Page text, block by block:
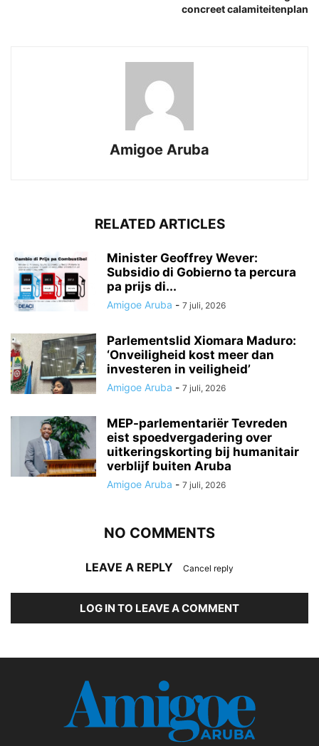
concreet calamiteitenplan
Amigoe Aruba
RELATED ARTICLES
Minister Geoffrey Wever:
Subsidio di Gobierno ta percura
pa prijs di...
Amigoe Aruba - 7 juli, 2026
Parlementslid Xiomara Maduro:
‘Onveiligheid kost meer dan
investeren in veiligheid’
Amigoe Aruba - 7 juli, 2026
MEP-parlementariër Tevreden
eist spoedvergadering over
uitkeringskorting bij humanitair
verblijf buiten Aruba
Amigoe Aruba - 7 juli, 2026
NO COMMENTS
LEAVE A REPLY Cancel reply
LOG IN TO LEAVE A COMMENT